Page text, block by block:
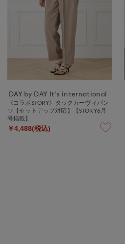
DAY by DAY It's international
《コラボSTORY》タックカーヴィパン
ツ【セットアップ対応】【STORY6月
号掲載】
￥4,488(税込)